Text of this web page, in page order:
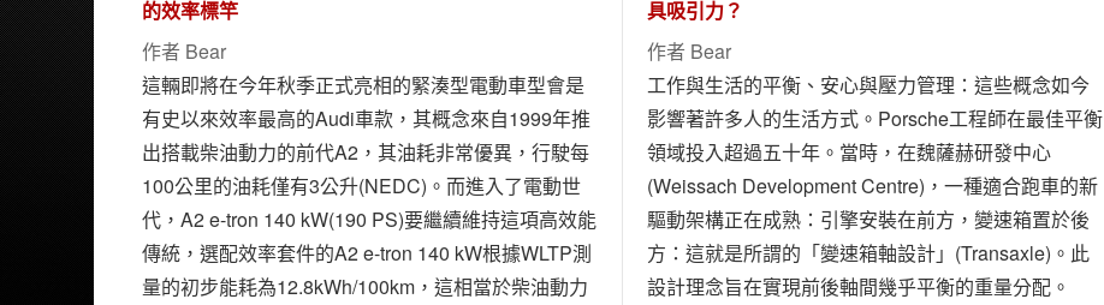
的效率標竿
作者 Bear
這輛即將在今年秋季正式亮相的緊湊型電動車型會是
有史以來效率最高的Audi車款，其概念來自1999年推
出搭載柴油動力的前代A2，其油耗非常優異，行駛每
100公里的油耗僅有3公升(NEDC)。而進入了電動世
代，A2 e-tron 140 kW(190 PS)要繼續維持這項高效能
傳統，選配效率套件的A2 e-tron 140 kW根據WLTP測
量的初步能耗為12.8kWh/100km，這相當於柴油動力
具吸引力？
作者 Bear
工作與生活的平衡、安心與壓力管理：這些概念如今
影響著許多人的生活方式。Porsche工程師在最佳平衡
領域投入超過五十年。當時，在魏薩赫研發中心
(Weissach Development Centre)，一種適合跑車的新
驅動架構正在成熟：引擎安裝在前方，變速箱置於後
方：這就是所謂的「變速箱軸設計」(Transaxle)。此
設計理念旨在實現前後軸間幾乎平衡的重量分配。